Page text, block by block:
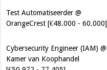
Cybersecurity Engineer (IAM) @
[€50.972 - 77.405]